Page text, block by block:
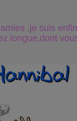
,je suis
longue,dont